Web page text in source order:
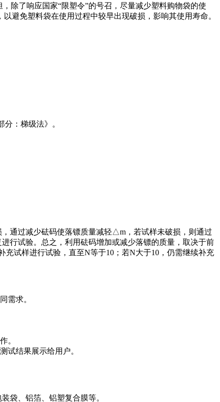
除了响应国家“限塑令”的号召，尽量减少塑料购物袋的使
避免塑料袋在使用过程中较早出现破损，影响其使用寿命。
：梯级法》。
通过减少砝码使落镖质量减轻△m，若试样未破损，则通过
行试验。总之，利用砝码增加或减少落镖的质量，取决于前
试样进行试验，直至N等于10；若N大于10，仍需继续补充
需求。
。
试结果展示给用户。
袋、铝箔、铝塑复合膜等。